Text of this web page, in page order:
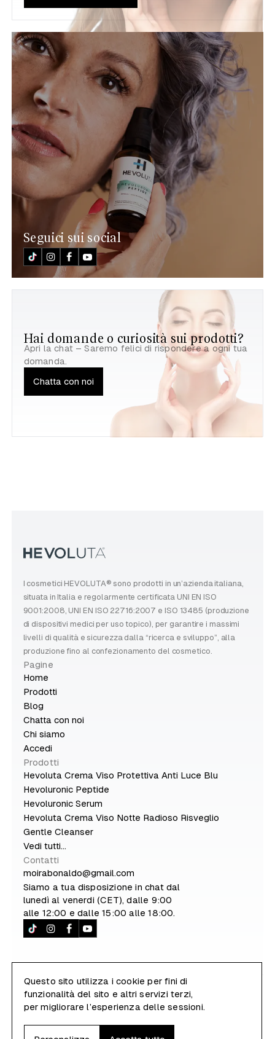
Questo sito utilizza i cookie per fini di
funzionalità del sito e altri servizi terzi,
per migliorare l’esperienza delle sessioni.
Seguici sui social
Hai domande o curiosità sui prodotti?
Apri la chat – Saremo felici di rispondere a ogni tua
domanda.
Chatta con noi
I cosmetici HEVOLUTA® sono prodotti in un’azienda italiana,
situata in Italia e regolarmente certificata UNI EN ISO
9001:2008, UNI EN ISO 22716:2007 e ISO 13485 (produzione
di dispositivi medici per uso topico), per garantire i massimi
livelli di qualità e sicurezza dalla “ricerca e sviluppo”, alla
produzione fino al confezionamento del cosmetico.
Pagine
Home
Prodotti
Blog
Chatta con noi
Chi siamo
Accedi
Prodotti
Hevoluta Crema Viso Protettiva Anti Luce Blu
Hevoluronic Peptide
Hevoluronic Serum
Hevoluta Crema Viso Notte Radioso Risveglio
Gentle Cleanser
Vedi tutti...
Contatti
moirabonaldo@gmail.com
Siamo a tua disposizione in chat dal
lunedì al venerdi (CET), dalle 9:00
alle 12:00 e dalle 15:00 alle 18:00.
P.Iva e C.F.: 05063580285 | Sede: Via degli Alpini
Termini|Spedizioni|Rimborsi|Gestione cookie